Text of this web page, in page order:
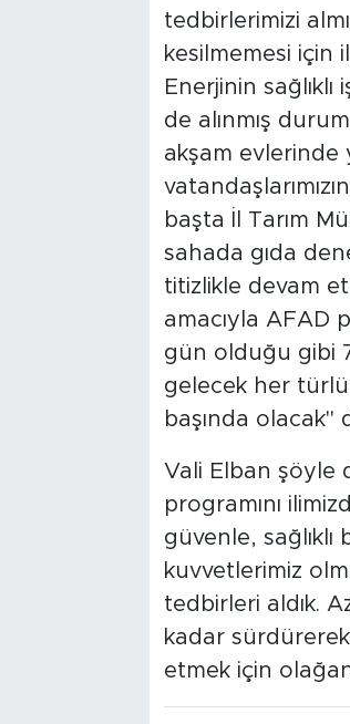
tedbirlerimizi
kesilmemesi için
Enerjinin
de alınmış
akşam evlerinde
başta İl Tarım
sahada gıda
titizlikle devam
amacıyla AFAD
gün olduğu gibi
gelecek her türlü
başında olacak"
Vali Elban şöyle
programını
güvenle,
kuvvetlerimiz
tedbirleri aldık.
kadar sürdürerek
etmek için